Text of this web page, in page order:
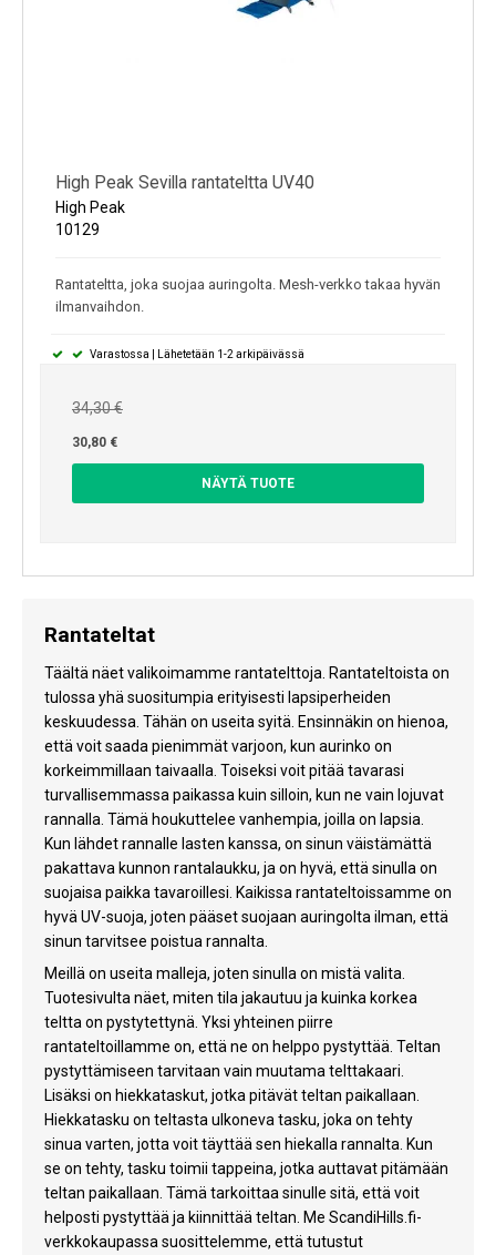
High Peak Sevilla rantateltta UV40
High Peak
10129
Rantateltta, joka suojaa auringolta. Mesh-verkko takaa hyvän
ilmanvaihdon.
Varastossa | Lähetetään 1-2 arkipäivässä
34,30 €
30,80 €
NÄYTÄ TUOTE
Rantateltat
Täältä näet valikoimamme rantatelttoja. Rantateltoista on
tulossa yhä suositumpia erityisesti lapsiperheiden
keskuudessa. Tähän on useita syitä. Ensinnäkin on hienoa,
että voit saada pienimmät varjoon, kun aurinko on
korkeimmillaan taivaalla. Toiseksi voit pitää tavarasi
turvallisemmassa paikassa kuin silloin, kun ne vain lojuvat
rannalla. Tämä houkuttelee vanhempia, joilla on lapsia.
Kun lähdet rannalle lasten kanssa, on sinun väistämättä
pakattava kunnon rantalaukku, ja on hyvä, että sinulla on
suojaisa paikka tavaroillesi. Kaikissa rantateltoissamme on
hyvä UV-suoja, joten pääset suojaan auringolta ilman, että
sinun tarvitsee poistua rannalta.
Meillä on useita malleja, joten sinulla on mistä valita.
Tuotesivulta näet, miten tila jakautuu ja kuinka korkea
teltta on pystytettynä. Yksi yhteinen piirre
rantateltoillamme on, että ne on helppo pystyttää. Teltan
pystyttämiseen tarvitaan vain muutama telttakaari.
Lisäksi on hiekkataskut, jotka pitävät teltan paikallaan.
Hiekkatasku on teltasta ulkoneva tasku, joka on tehty
sinua varten, jotta voit täyttää sen hiekalla rannalta. Kun
se on tehty, tasku toimii tappeina, jotka auttavat pitämään
teltan paikallaan. Tämä tarkoittaa sinulle sitä, että voit
helposti pystyttää ja kiinnittää teltan. Me ScandiHills.fi-
verkkokaupassa suosittelemme, että tutustut